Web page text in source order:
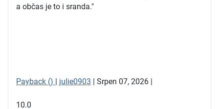
a občas je to i sranda."
Payback () | julie0903 | Srpen 07, 2026 |
10.0